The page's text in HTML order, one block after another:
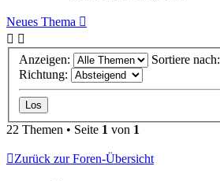
Neues Thema
Anzeigen:
Sortiere nach:
Richtung:
22 Themen • Seite 1 von 1
Zurück zur Foren-Übersicht